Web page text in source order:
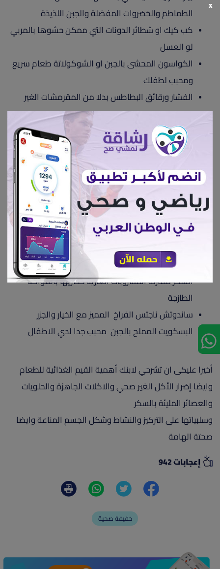
الطماطم والخضروات المفضلة والجبن اللذيذة
كب كيك او شطائر الدونات التي ممكن حشوها بالمربي
لو العسل
الكواسون المحشى بالجبن او الشوكولاتة طعام سريع
ومحبب لطفلك
الفشار ورقائق البطاطس بدلا من المقرمشات الغير
صحية
قوالب البيض بالفلفل الالوان الغنية بالبروتين
التونة او كفتة التونة سهلة الهضم وغنية بالاوميجا 3
زبادي بالتوت والفراولة لان مشتقات الحليب أساسية
لنمو طفلك لاحتوائها على الكالسيوم
اقراص الكبة اللذيذة محببة لدي الأطفال لما تحتوي
علي بروتين
كاسترد استبدلي الحلويات الغير صحية بكاسترد الحليب
ميلك شيك الكرز مشروب بارد يحتوي على نسب اقل من
السكر مقارنة المشروبات الغازية حضريها بالفواكه
الطازجة
ساندوتش ناجتس الفراخ المميز مع الخيار والجزر
البسكويت المملح بالجبن محبب جدا لدي الاطفال
أخيرا عليكى ان تشرحي لابنك أهمية القيم الغذائية للطعام
وايضا إضرار الأكل الغير صحي والاكلات الجاهزة والحلويات
والعصائر المليئة بالسكر
وسلبياتها على التركيز والنشاط وشكل الجسم المناعة وايضا
صحتة الهامة
إعجابات 942
خفيفة صحية
x